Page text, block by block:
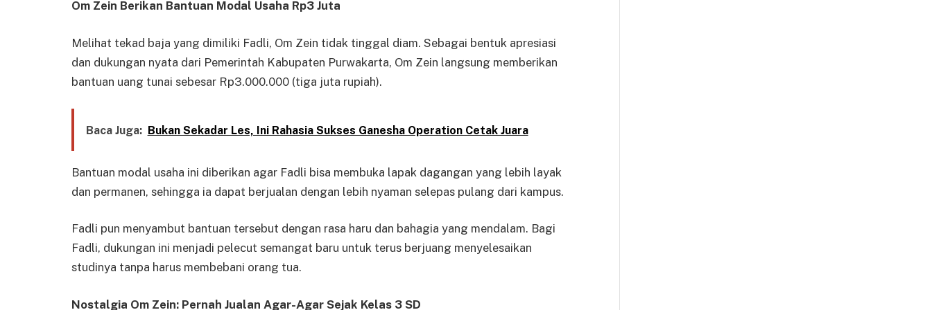
Om Zein Berikan Bantuan Modal Usaha Rp3 Juta
Melihat tekad baja yang dimiliki Fadli, Om Zein tidak tinggal diam. Sebagai bentuk apresiasi
dan dukungan nyata dari Pemerintah Kabupaten Purwakarta, Om Zein langsung memberikan
bantuan uang tunai sebesar Rp3.000.000 (tiga juta rupiah).
Baca Juga: Bukan Sekadar Les, Ini Rahasia Sukses Ganesha Operation Cetak Juara
Bantuan modal usaha ini diberikan agar Fadli bisa membuka lapak dagangan yang lebih layak
dan permanen, sehingga ia dapat berjualan dengan lebih nyaman selepas pulang dari kampus.
Fadli pun menyambut bantuan tersebut dengan rasa haru dan bahagia yang mendalam. Bagi
Fadli, dukungan ini menjadi pelecut semangat baru untuk terus berjuang menyelesaikan
studinya tanpa harus membebani orang tua.
Nostalgia Om Zein: Pernah Jualan Agar-Agar Sejak Kelas 3 SD